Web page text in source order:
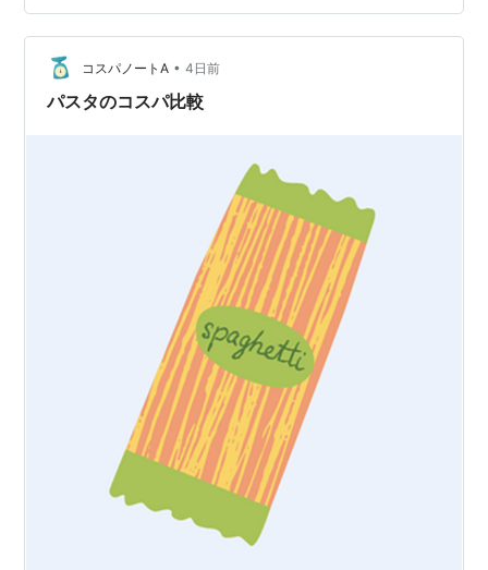
ました。 なんと、お会計は4,025円！ 食べたお皿は31
皿。 「こんなに食べたのに、この金額！？」 と、家族み
んなでびっくりしました。 今回お得に食べられた理由は
いくつかありま…
コスパノートA • 4日前
パスタのコスパ比較